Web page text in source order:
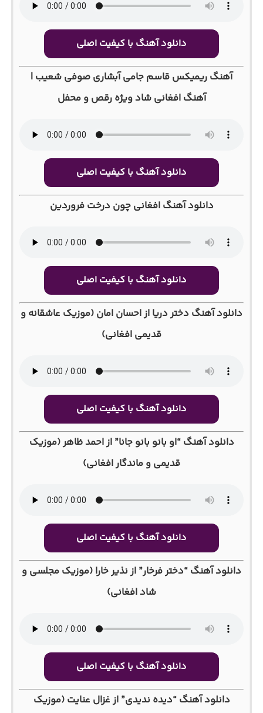
دانلود آهنگ با کیفیت اصلی
آهنگ ریمیکس قاسم جامی آبشاری صوفی شعیب |
آهنگ افغانی شاد ویژه رقص و محفل
دانلود آهنگ با کیفیت اصلی
دانلود آهنگ افغانی چون درخت فروردین
دانلود آهنگ با کیفیت اصلی
دانلود آهنگ دختر دریا از احسان امان (موزیک عاشقانه و
قدیمی افغانی)
دانلود آهنگ با کیفیت اصلی
دانلود آهنگ “او بانو بانو جانا” از احمد ظاهر (موزیک
قدیمی و ماندگار افغانی)
دانلود آهنگ با کیفیت اصلی
دانلود آهنگ “دختر فرخار” از نذیر خارا (موزیک مجلسی و
شاد افغانی)
دانلود آهنگ با کیفیت اصلی
دانلود آهنگ “دیده ندیدی” از غزال عنایت (موزیک